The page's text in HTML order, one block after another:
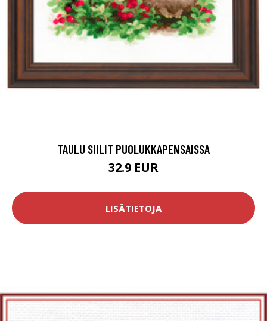
TAULU SIILIT PUOLUKKAPENSAISSA
32.9 EUR
LISÄTIETOJA